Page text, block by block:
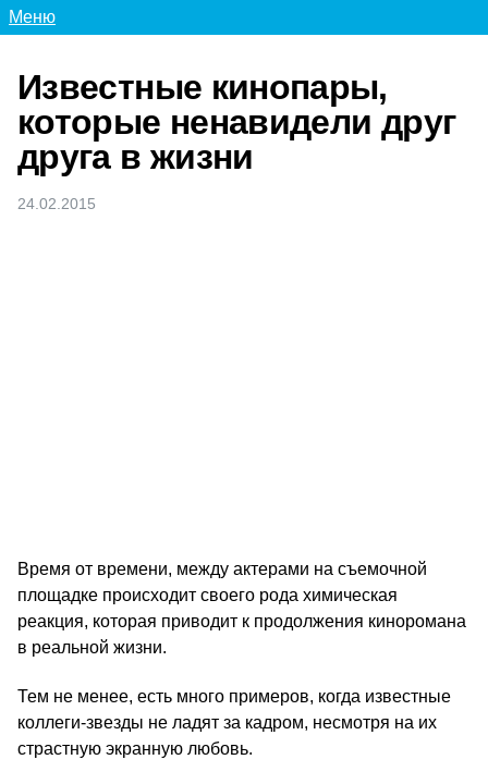
Меню
Известные кинопары,
которые ненавидели друг
друга в жизни
24.02.2015
Время от времени, между актерами на съемочной
площадке происходит своего рода химическая
реакция, которая приводит к продолжения киноромана
в реальной жизни.
Тем не менее, есть много примеров, когда известные
коллеги-звезды не ладят за кадром, несмотря на их
страстную экранную любовь.